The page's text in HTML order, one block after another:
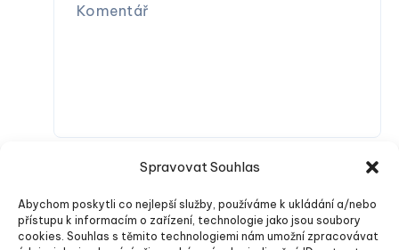
Spravovat Souhlas
Abychom poskytli co nejlepší služby, používáme k ukládání a/nebo
přístupu k informacím o zařízení, technologie jako jsou soubory
cookies. Souhlas s těmito technologiemi nám umožní zpracovávat